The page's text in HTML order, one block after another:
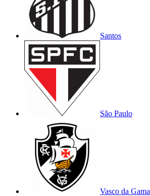
Santos
São Paulo
Vasco da Gama